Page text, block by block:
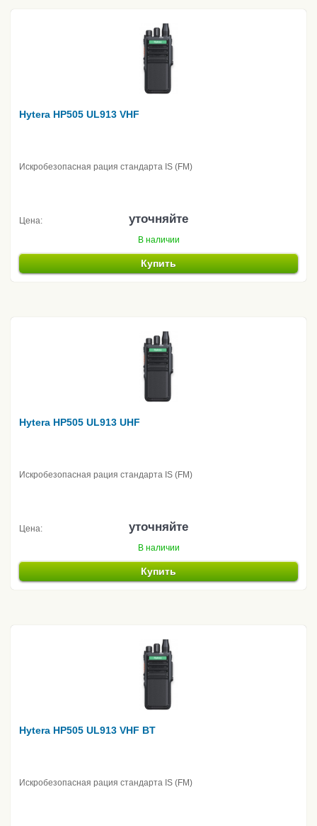
Hytera HP505 UL913 VHF
Искробезопасная рация стандарта IS (FM)
Цена: уточняйте
В наличии
Купить
Hytera HP505 UL913 UHF
Искробезопасная рация стандарта IS (FM)
Цена: уточняйте
В наличии
Купить
Hytera HP505 UL913 VHF BT
Искробезопасная рация стандарта IS (FM)